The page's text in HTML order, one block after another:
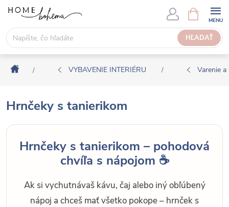
s
HĽADAŤ
Á
K
U
P
N
Í
Domov
/ VYBAVENIE INTERIÉRU / Varenie
Hrnčeky s tanierikom
Hrnčeky s tanierikom – pohodová
chvíľa s nápojom ☕
Ak si vychutnávaš kávu, čaj alebo iný obľúbený
nápoj a chceš mať všetko pokope – hrnček s